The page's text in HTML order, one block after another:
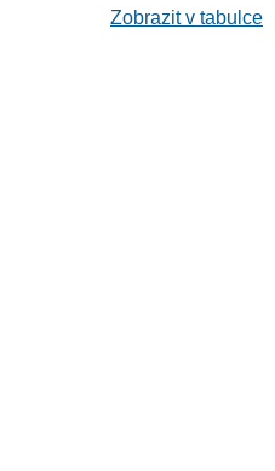
Zobrazit v tabulce